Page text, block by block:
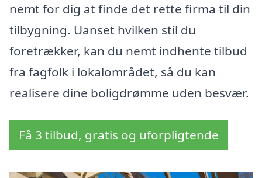
nemt for dig at finde det rette firma til din
tilbygning. Uanset hvilken stil du
foretrækker, kan du nemt indhente tilbud
fra fagfolk i lokalområdet, så du kan
realisere dine boligdrømme uden besvær.
Få 3 tilbud, gratis og uforpligtende